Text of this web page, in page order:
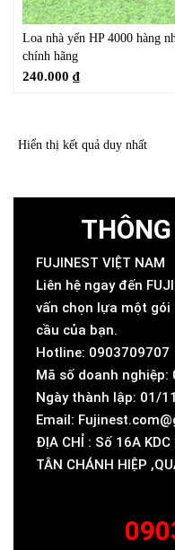
Loa nhà yến HP 4000 hàng
chính hãng
240.000 ₫
Hiển thị kết quả duy nhất
FUJINEST VIỆT NAM
Liên hệ ngay đến
vấn chọn lựa một gói
cầu của bạn.
Hotline: 0903709707
Mã số doanh nghiệp:
Ngày thành lập: 01/
Email:
ĐỊA CHỈ : Số 16A
TÂN CHÁNH HIỆP